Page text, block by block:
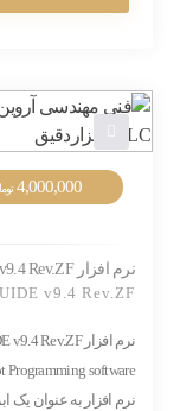
4,000,000
نرم افزار FANUC ROBOGUDE v9.4 Rev.ZF
v9.4 Rev.ZF
نرم افزار به عنوان یک